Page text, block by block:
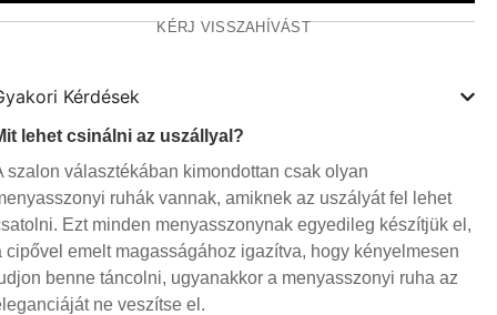
KÉRJ VISSZAHÍVÁST
Kérdések
lehet csinálni az uszállyal?
szalon választékában kimondottan csak olyan
ruhák vannak, amiknek az uszályát fel lehet
Ezt minden menyasszonynak egyedileg készítjük el,
cipővel emelt magasságához igazítva, hogy kényelmesen
benne táncolni, ugyanakkor a menyasszonyi ruha az
ne veszítse el.